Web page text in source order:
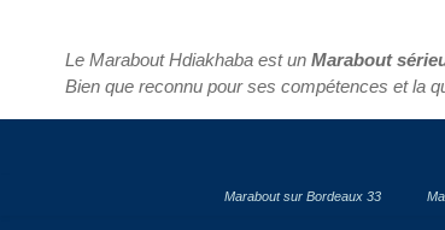
Le Marabout Hdiakhaba est un Marabout
Bien que reconnu pour ses compétences et la
Marabout sur Bordeaux 33